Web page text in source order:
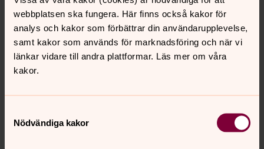
webbplatsen ska fungera. Här finns också kakor för
analys och kakor som förbättrar din användarupplevelse,
samt kakor som används för marknadsföring och när vi
länkar vidare till andra plattformar. Läs mer om våra
kakor.
Nödvändiga kakor
Senast ändrad 29 juni 2017
Synpunkter eller frågor på sidans
hudiksvallsbygdens.forsamling@svenskakyrkan.se
Dela